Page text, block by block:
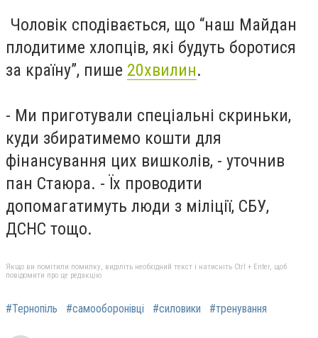
Чоловік сподівається, що “наш Майдан
плодитиме хлопців, які будуть боротися
за країну”, пише 20хвилин.
- Ми приготували спеціальні скриньки,
куди збиратимемо кошти для
фінансування цих вишколів, - уточнив
пан Стаюра. - Їх проводити
допомагатимуть люди з міліції, СБУ,
ДСНС тощо.
Якщо ви помітили помилку, виділіть необхідний текст і натисніть Ctrl + Enter, щоб
повідомити про це редакцію
#Тернопіль #самооборонівці #силовики #тренування